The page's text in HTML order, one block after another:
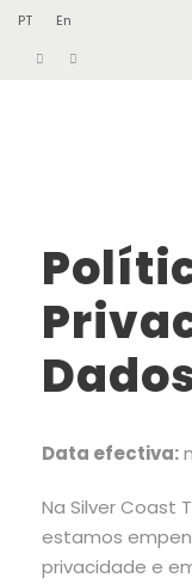
PT En
Data efectiva:
Na Silver Coast
estamos
privacidade e